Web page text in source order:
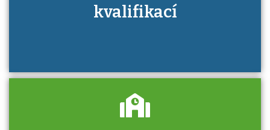
kvalifikací